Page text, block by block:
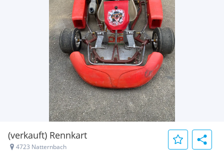
(verkauft) Rennkart
4723 Natternbach